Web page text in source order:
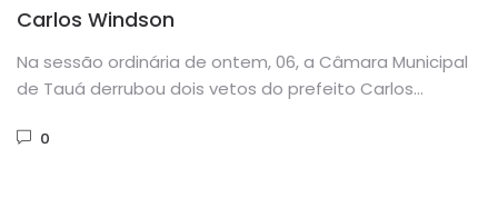
Carlos Windson
Na sessão ordinária de ontem, 06, a Câmara Municipal
de Tauá derrubou dois vetos do prefeito Carlos
0